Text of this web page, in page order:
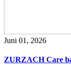
Juni 01, 2026
ZURZACH Care